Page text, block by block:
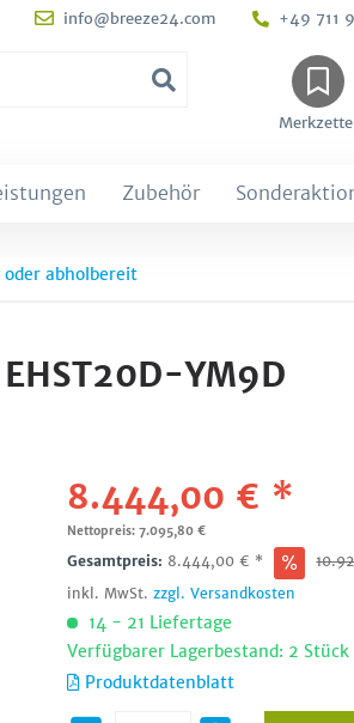
info@breeze24.com +49 711
Zubehör
abholbereit
YM9D
8.444,00 € *
Nettopreis: 7.095,80 €
Gesamtpreis: 8.444,00 € *
inkl. MwSt.zzgl. Versandkosten
14 - 21 Liefertage
Verfügbarer Lagerbestand: 2 Stück
Produktdatenblatt